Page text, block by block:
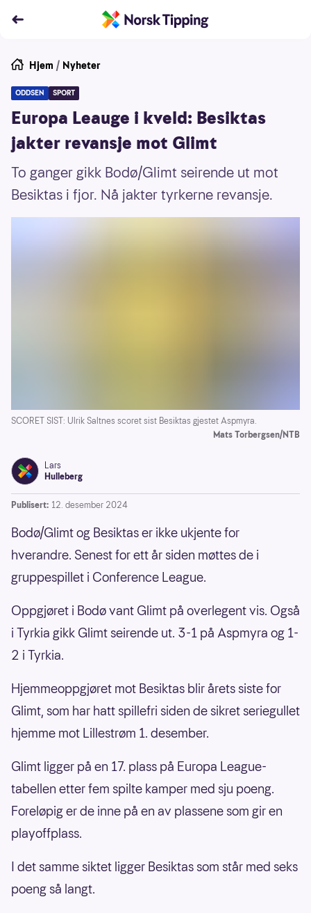
Hjem / Nyheter
ODDSEN SPORT
Europa Leauge i kveld: Besiktas
jakter revansje mot Glimt
To ganger gikk Bodø/Glimt seirende ut mot
Besiktas i fjor. Nå jakter tyrkerne revansje.
SCORET SIST: Ulrik Saltnes scoret sist Besiktas gjestet Aspmyra.
Mats Torbergsen/NTB
Lars
Hulleberg
Publisert: 12. desember 2024
Bodø/Glimt og Besiktas er ikke ukjente for
hverandre. Senest for ett år siden møttes de i
gruppespillet i Conference League.
Oppgjøret i Bodø vant Glimt på overlegent vis. Også
i Tyrkia gikk Glimt seirende ut. 3-1 på Aspmyra og 1-
2 i Tyrkia.
Hjemmeoppgjøret mot Besiktas blir årets siste for
Glimt, som har hatt spillefri siden de sikret seriegullet
hjemme mot Lillestrøm 1. desember.
Glimt ligger på en 17. plass på Europa League-
tabellen etter fem spilte kamper med sju poeng.
Foreløpig er de inne på en av plassene som gir en
playoffplass.
I det samme siktet ligger Besiktas som står med seks
poeng så langt.